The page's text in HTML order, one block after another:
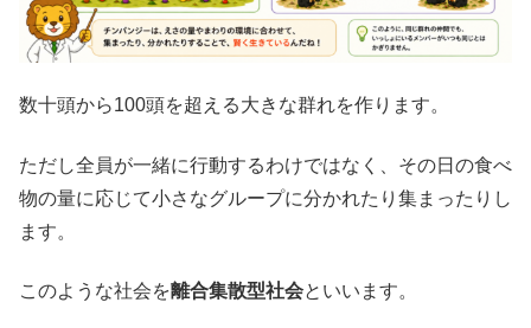
数十頭から100頭を超える大きな群れを作ります。
ただし全員が一緒に行動するわけではなく、その日の食べ
物の量に応じて小さなグループに分かれたり集まったりし
ます。
このような社会を離合集散型社会といいます。